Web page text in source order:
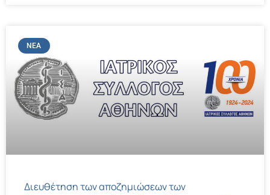
ΝΈΑ
Διευθέτηση των αποζημιώσεων των